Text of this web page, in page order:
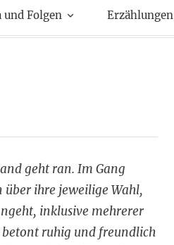
und Folgen Erzählungen
geht ran. Im Gang
ihre jeweilige Wahl,
inklusive mehrerer
betont ruhig und freundlich